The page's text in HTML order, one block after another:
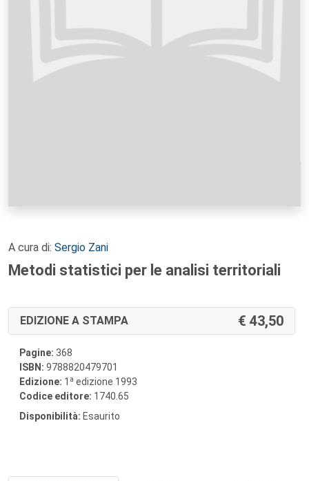
A cura di: Sergio Zani
Metodi statistici per le analisi territoriali
EDIZIONE A STAMPA 43,50
Pagine: 368
ISBN: 9788820479701
Edizione: 1 a edizione 1993
Codice editore: 1740.65
Disponibilità: Esaurito